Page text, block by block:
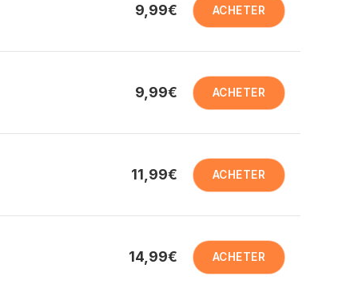
9,99€ ACHETER
9,99€ ACHETER
11,99€ ACHETER
14,99€ ACHETER